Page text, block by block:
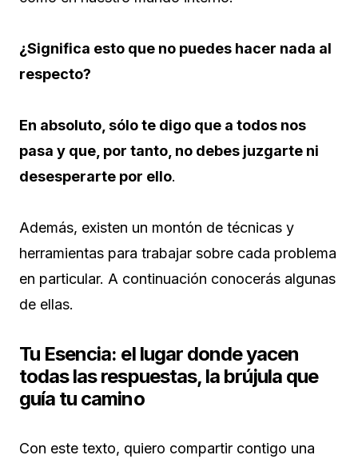
¿Significa esto que no puedes hacer nada al
respecto?
En absoluto, sólo te digo que a todos nos
pasa y que, por tanto, no debes juzgarte ni
desesperarte por ello.
Además, existen un montón de técnicas y
herramientas para trabajar sobre cada problema
en particular. A continuación conocerás algunas
de ellas.
Tu Esencia: el lugar donde yacen
todas las respuestas, la brújula que
guía tu camino
Con este texto, quiero compartir contigo una